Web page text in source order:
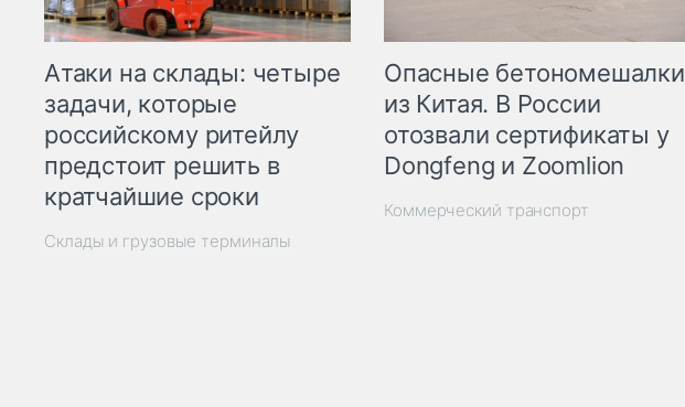
Атаки на склады: четыре
задачи, которые
российскому ритейлу
предстоит решить в
кратчайшие сроки
Склады и грузовые терминалы
Опасные бетономешалки
из Китая. В России
отозвали сертификаты у
Dongfeng и Zoomlion
Коммерческий транспорт